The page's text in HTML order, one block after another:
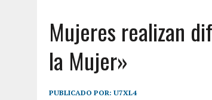
Mujeres realizan
la Mujer»
PUBLICADO POR: U7XL4